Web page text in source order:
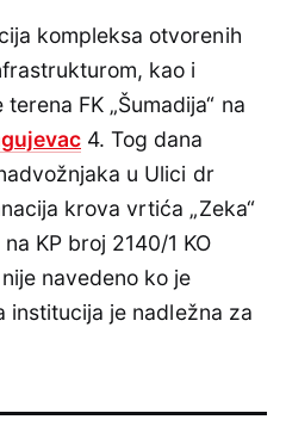
kompleksa otvorenih
kao i
FK „Šumadija“ na
4. Tog dana
u Ulici dr
krova vrtića „Zeka“
KP broj 2140/1 KO
navedeno ko je
institucija je nadležna za